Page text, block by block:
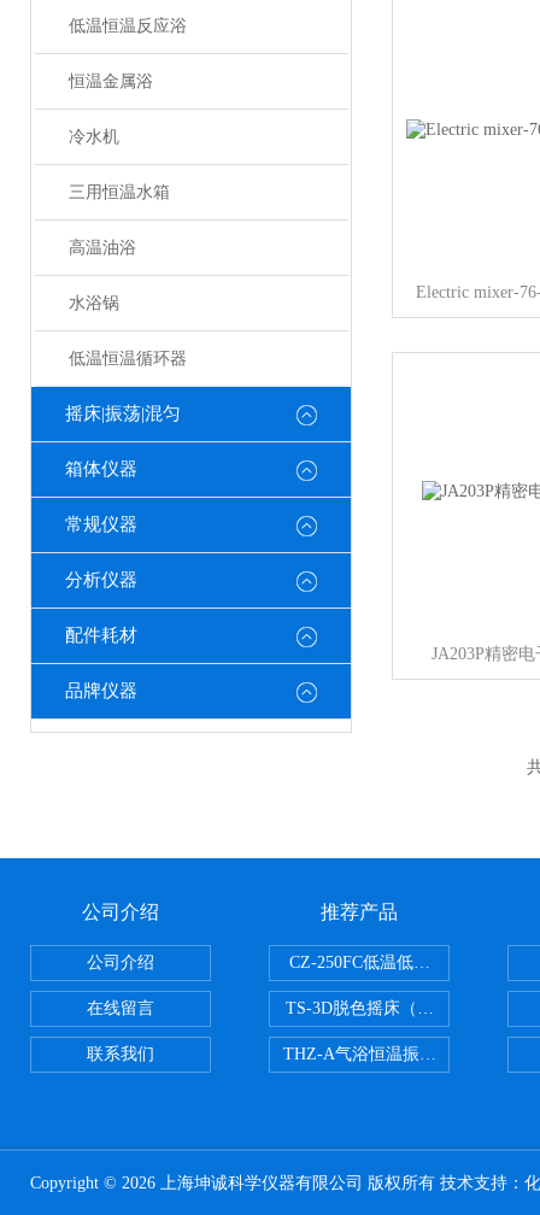
低温恒温反应浴
恒温金属浴
冷水机
三用恒温水箱
高温油浴
水浴锅
低温恒温循环器
摇床|振荡|混匀
箱体仪器
常规仪器
分析仪器
配件耗材
品牌仪器
Electric mixer-
JA203P精密
公司介绍
公司介绍
在线留言
联系我们
推荐产品
CZ-250FC低温低湿种子储藏柜
TS-3D脱色摇床（三维运动）
THZ-A气浴恒温振荡器
Copyright © 2026 上海坤诚科学仪器有限公司 版权所有 技术支持：